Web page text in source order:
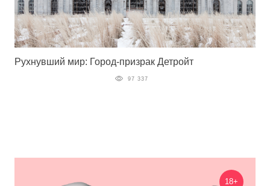
Рухнувший мир: Город-призрак Детройт
97 337
18+